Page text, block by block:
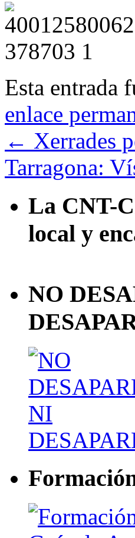
Esta entrada
enlace
← Xerrades
Tarragona:
La CNT-
local y
NO